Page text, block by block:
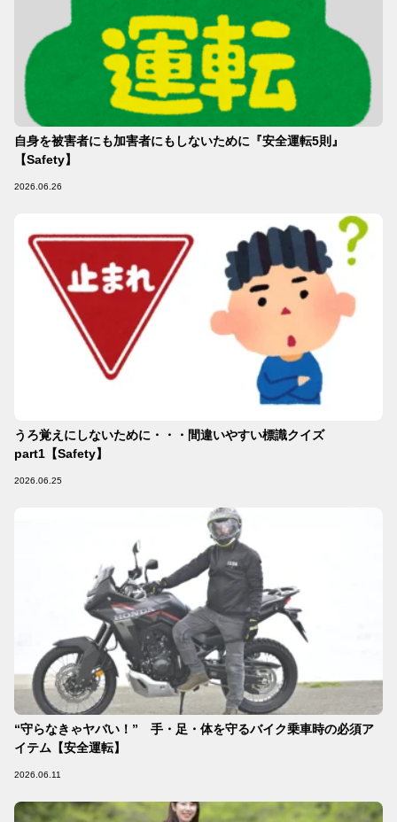
自身を被害者にも加害者にもしないために『安全運転5則』
【Safety】
2026.06.26
うろ覚えにしないために・・・間違いやすい標識クイズ
part1【Safety】
2026.06.25
“守らなきゃヤバい！” 手・足・体を守るバイク乗車時の必須ア
イテム【安全運転】
2026.06.11